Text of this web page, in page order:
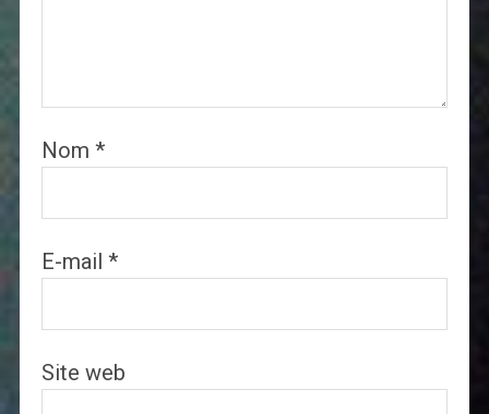
Nom *
E-mail *
Site web